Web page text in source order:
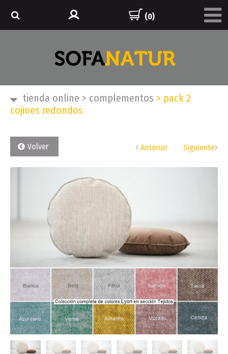
(0)
tienda online > complementos > pack 2
cojines redondos
Volver Anterior Siguiente